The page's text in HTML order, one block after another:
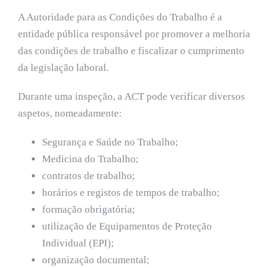
A Autoridade para as Condições do Trabalho é a
entidade pública responsável por promover a melhoria
das condições de trabalho e fiscalizar o cumprimento
da legislação laboral.
Durante uma inspeção, a ACT pode verificar diversos
aspetos, nomeadamente:
Segurança e Saúde no Trabalho;
Medicina do Trabalho;
contratos de trabalho;
horários e registos de tempos de trabalho;
formação obrigatória;
utilização de Equipamentos de Proteção
Individual (EPI);
organização documental;